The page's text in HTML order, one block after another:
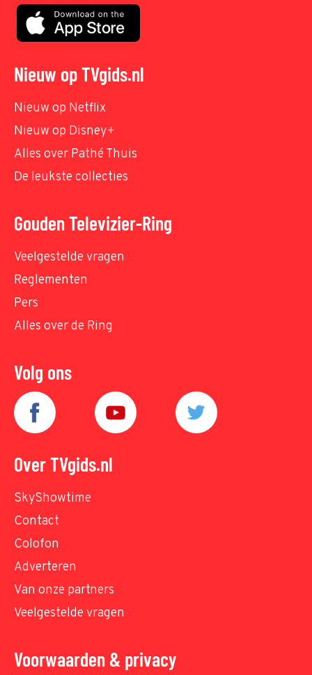
Nieuw op TVgids.nl
Nieuw op Netflix
Nieuw op Disney+
Alles over Pathé Thuis
De leukste collecties
Gouden Televizier-Ring
Veelgestelde vragen
Reglementen
Pers
Alles over de Ring
Volg ons
Over TVgids.nl
SkyShowtime
Contact
Colofon
Adverteren
Van onze partners
Veelgestelde vragen
Voorwaarden & privacy